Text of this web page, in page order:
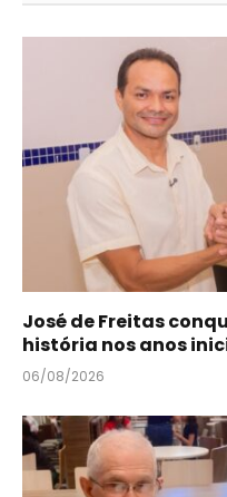
José de Freitas
história nos anos
06/08/2026